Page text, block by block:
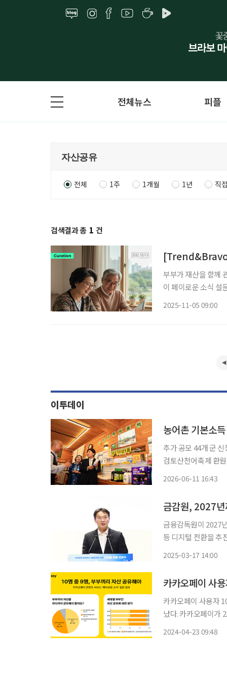
전체뉴스 피플
전체 1주 1개월 1년 직
검색결과 총 1 건
[Trend&Bravo]
부부가 재산을 함께
이 페이로운 소식 설
2025-11-05 09:00
이투데이
농어촌 기본소
추가 공모 44개 군
검토산천어축제 환원·차등 캐
2026-06-11 16:43
금감원, 2027
금융감독원이 2027
등 디지털 전환을 추진한다. 금감원은 17일 오후 전 임직원이 참석한
2025-03-17 14:00
카카오페이 사
카카오페이 사용자
났다. 카카오페이가 23일 발표한 금융∙투자∙부동산 등 생활밀착형 콘텐츠를 제공하는 '페이로
2024-04-23 09:48